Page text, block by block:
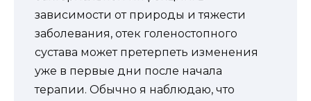
зависимости от природы и тяжести
заболевания, отек голеностопного
сустава может претерпеть изменения
уже в первые дни после начала
терапии. Обычно я наблюдаю, что